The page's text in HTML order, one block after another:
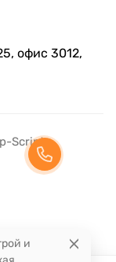
офис 3012,
Script
и